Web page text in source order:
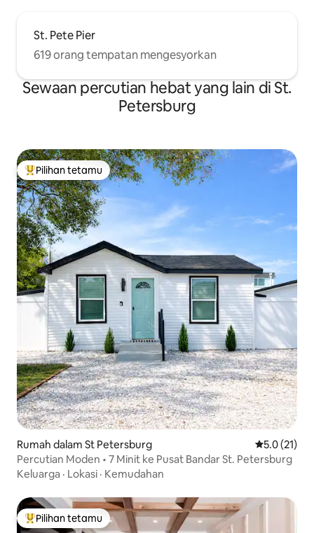
St. Pete Pier
619 orang tempatan mengesyorkan
Sewaan percutian hebat yang lain di St.
Petersburg
Pilihan utama tetamu
Pilihan tetamu
Rumah dalam St Petersburg Penarafan
5.0 (21)
Percutian Moden • 7 Minit ke Pusat Bandar St. Petersburg
Keluarga · Lokasi · Kemudahan
Pilihan utama tetamu
Pilihan tetamu